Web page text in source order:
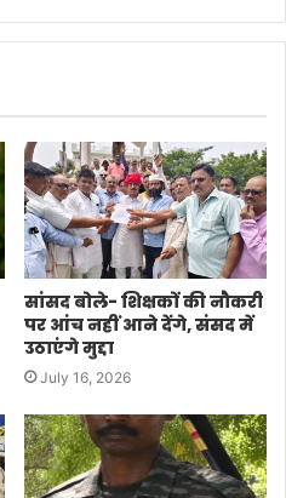
सांसद बोले- शिक्षकों की नौकरी
पर आंच नहीं आने देंगे, संसद में
उठाएंगे मुद्दा
July 16, 2026